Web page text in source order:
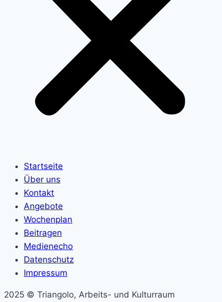
Startseite
Über uns
Kontakt
Angebote
Wochenplan
Beitragen
Medienecho
Datenschutz
Impressum
2025 © Triangolo, Arbeits- und Kulturraum